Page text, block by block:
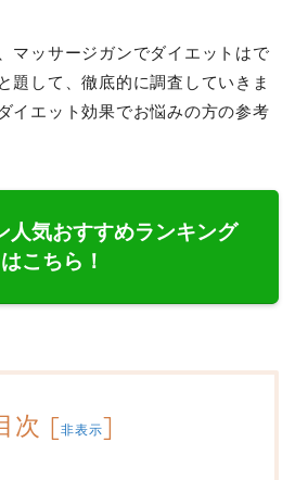
マッサージガンでダイエットはで
題して、徹底的に調査していきま
イエット効果でお悩みの方の参考
人気おすすめランキング
はこちら！
次 [非表示]